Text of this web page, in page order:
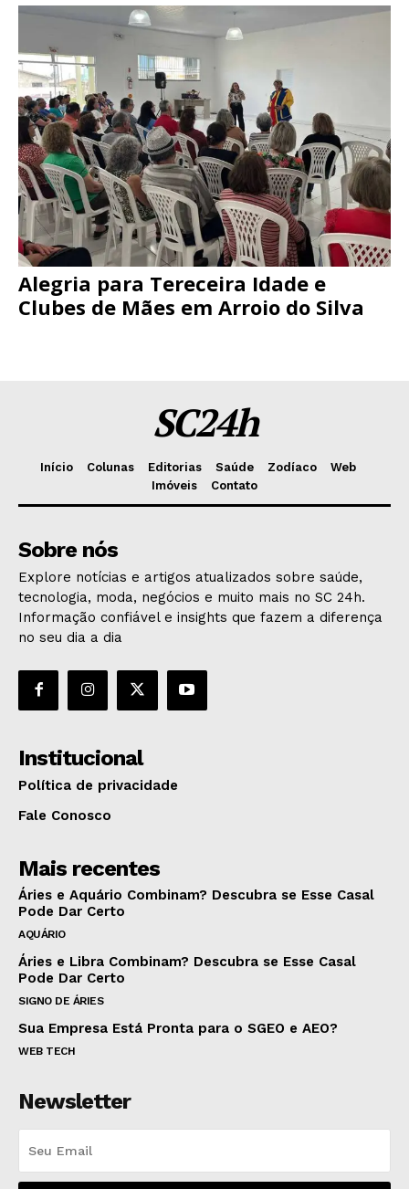
Alegria para Tereceira Idade e
Clubes de Mães em Arroio do Silva
SC24h
Início Colunas Editorias Saúde Zodíaco
Web
Imóveis
Contato
Sobre nós
Explore notícias e artigos atualizados sobre saúde,
tecnologia, moda, negócios e muito mais no SC 24h.
Informação confiável e insights que fazem a diferença
no seu dia a dia
Institucional
Política de privacidade
Fale Conosco
Mais recentes
Áries e Aquário Combinam? Descubra se Esse Casal
Pode Dar Certo
AQUÁRIO
Áries e Libra Combinam? Descubra se Esse Casal
Pode Dar Certo
SIGNO DE ÁRIES
Sua Empresa Está Pronta para o SGEO e AEO?
WEB TECH
Newsletter